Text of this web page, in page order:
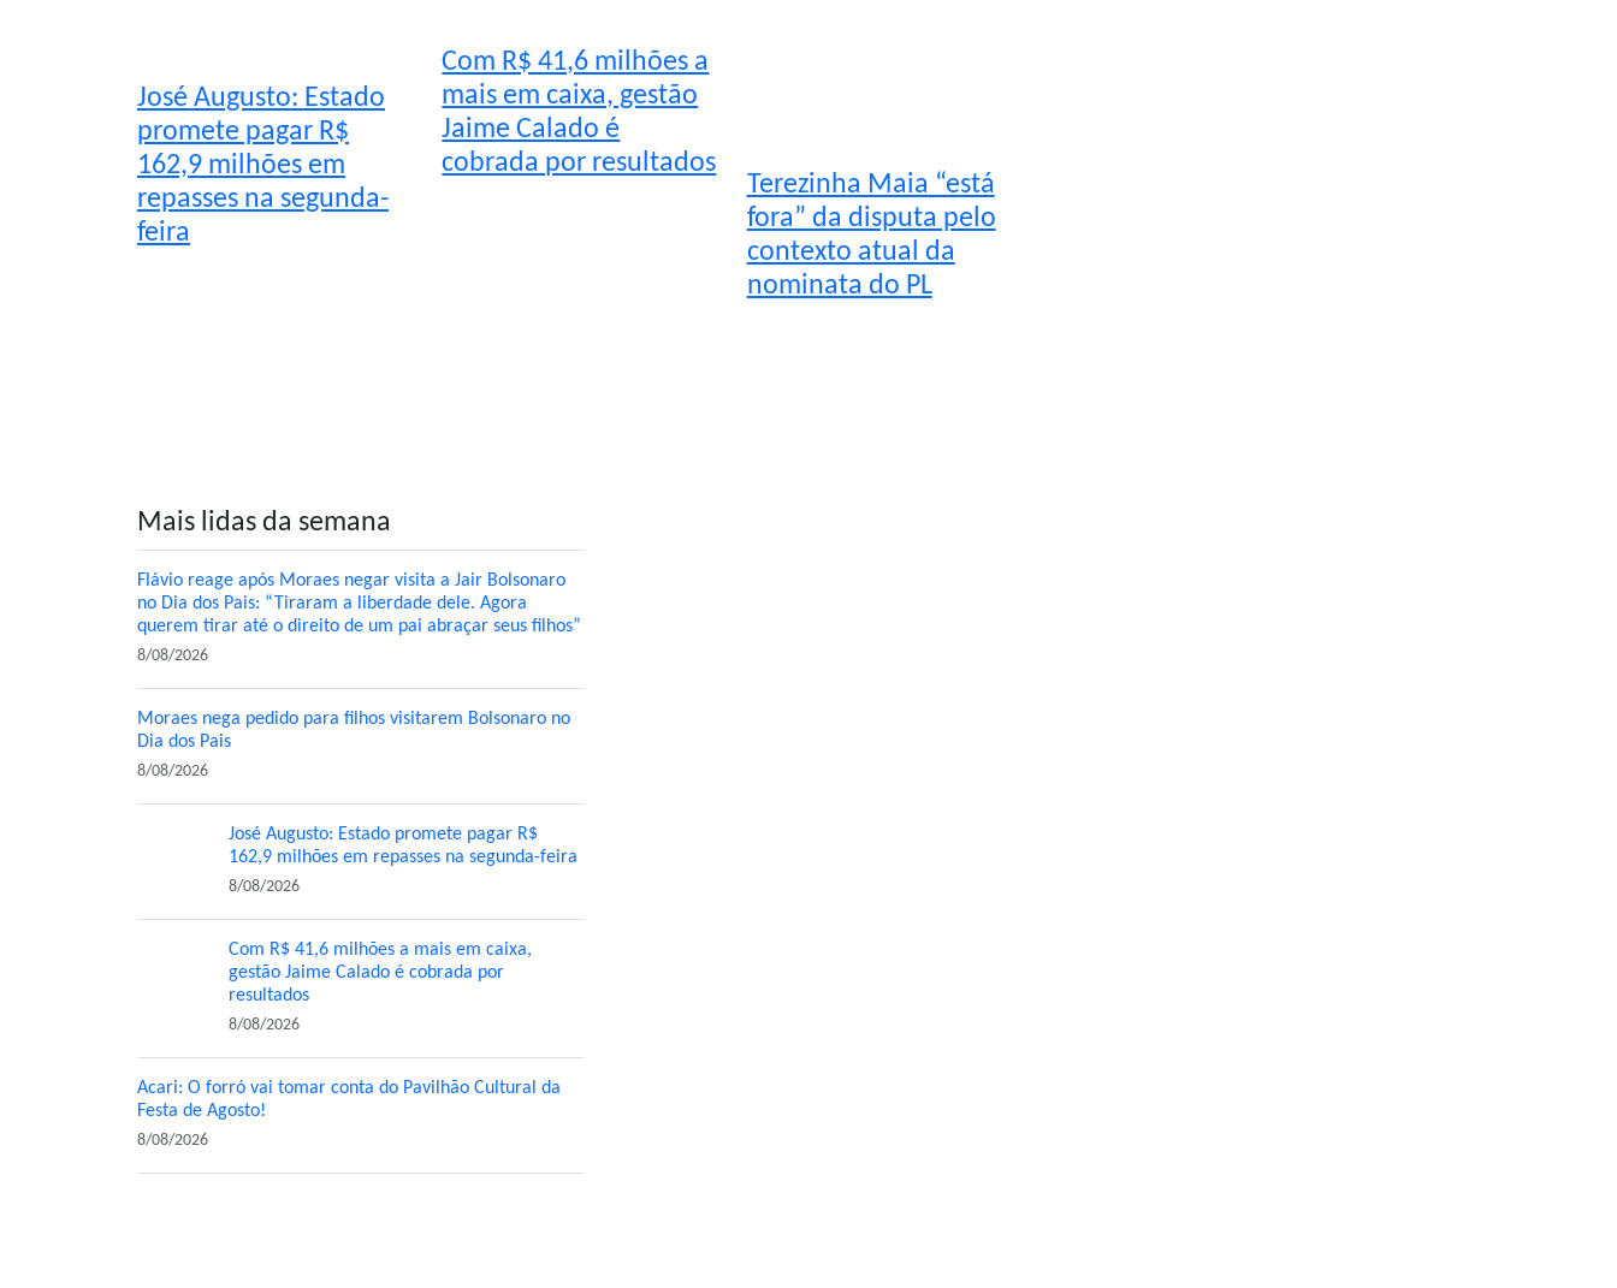
José Augusto: Estado
promete pagar R$
162,9 milhões em
repasses na segunda-
feira
Com R$ 41,6 milhões a
mais em caixa, gestão
Jaime Calado é
cobrada por resultados
Terezinha Maia “está
fora” da disputa pelo
contexto atual da
nominata do PL
Mais lidas da semana
Flávio reage após Moraes negar visita a Jair Bolsonaro
no Dia dos Pais: “Tiraram a liberdade dele. Agora
querem tirar até o direito de um pai abraçar seus filhos”
8/08/2026
Moraes nega pedido para filhos visitarem Bolsonaro no
Dia dos Pais
8/08/2026
José Augusto: Estado promete pagar R$
162,9 milhões em repasses na segunda-feira
8/08/2026
Com R$ 41,6 milhões a mais em caixa,
gestão Jaime Calado é cobrada por
resultados
8/08/2026
Acari: O forró vai tomar conta do Pavilhão Cultural da
Festa de Agosto!
8/08/2026